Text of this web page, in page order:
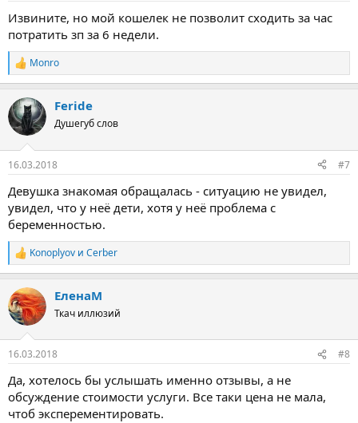
Извините, но мой кошелек не позволит сходить за час
потратить зп за 6 недели.
Р
е
к
ц
и
Monro
Feride
Душегуб слов
16.03.2018 #7
Девушка знакомая обращалась - ситуацию не увидел,
увидел, что у неё дети, хотя у неё проблема с
беременностью.
Р
е
к
ц
и
Konoplyov и Cerber
ЕленаМ
Ткач иллюзий
16.03.2018 #8
Да, хотелось бы услышать именно отзывы, а не
обсуждение стоимости услуги. Все таки цена не мала,
чтоб эксперементировать.